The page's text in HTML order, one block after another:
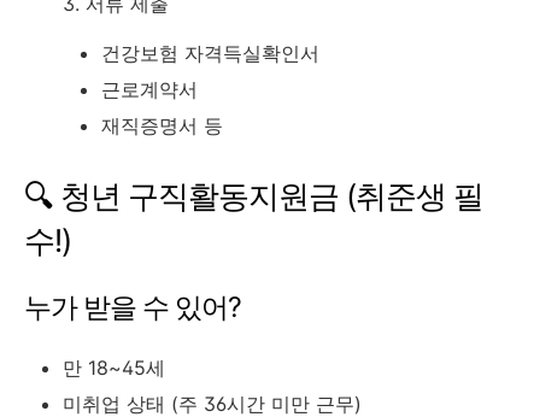
건강보험 자격득실확인서
근로계약서
재직증명서 등
🔍 청년 구직활동지원금 (취준생 필
수!)
누가 받을 수 있어?
만 18~45세
미취업 상태 (주 36시간 미만 근무)